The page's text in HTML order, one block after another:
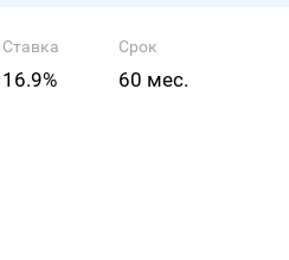
Ставка
16.9%
Срок
60 мес.